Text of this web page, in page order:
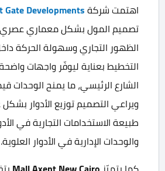
اهتمت شركةGate Developments
تصميم المول بشكل معماري
الظهور التجاري وسهولة الحركة
التخطيط بعناية ليوفّر واجهات
الشارع الرئيسي، ما يمنح الوحدات
ويراعي التصميم توزيع الأدوار
طبيعة الاستخدامات التجارية في
والوحدات الإدارية في الأدوار العلوية.